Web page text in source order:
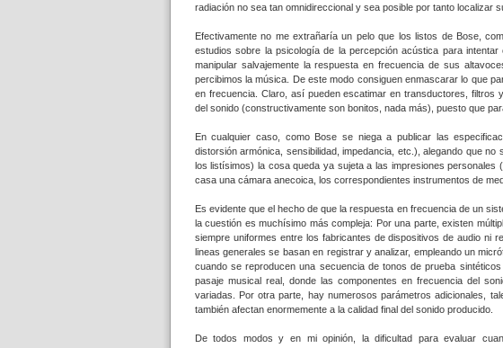
radiación no sea tan omnidireccional y sea posible por tanto localizar
Efectivamente no me extrañaría un pelo que los listos de Bose,
estudios sobre la psicología de la percepción acústica para
manipular salvajemente la respuesta en frecuencia de sus
percibimos la música. De este modo consiguen enmascarar lo que
en frecuencia. Claro, así pueden escatimar en transductores, filtros
del sonido (constructivamente son bonitos, nada más), puesto que
En cualquier caso, como Bose se niega a publicar las
distorsión armónica, sensibilidad, impedancia, etc.), alegando que
los listísimos) la cosa queda ya sujeta a las impresiones
casa una cámara anecoica, los correspondientes instrumentos de
Es evidente que el hecho de que la respuesta en frecuencia de un
la cuestión es muchísimo más compleja: Por una parte, existen
siempre uniformes entre los fabricantes de dispositivos de audio ni
lineas generales se basan en registrar y analizar, empleando un
cuando se reproducen una secuencia de tonos de prueba
pasaje musical real, donde las componentes en frecuencia del
variadas. Por otra parte, hay numerosos parámetros adicionales,
también afectan enormemente a la calidad final del sonido producido.
De todos modos y en mi opinión, la dificultad para evaluar